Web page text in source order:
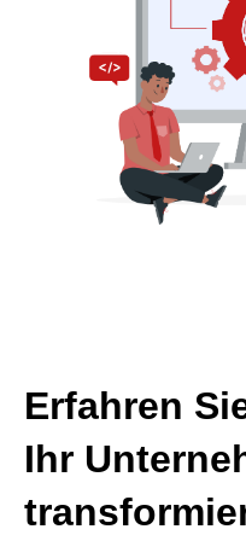
Erfahren
Ihr